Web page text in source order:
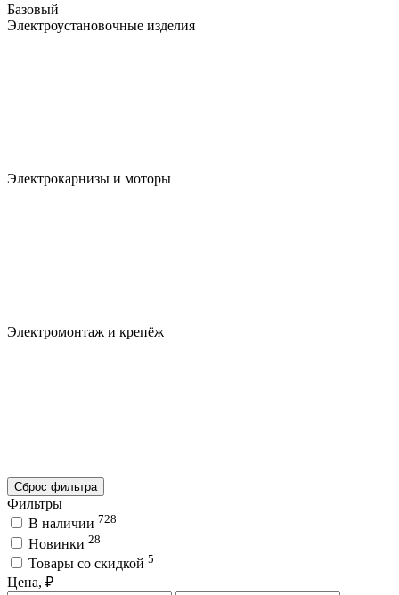
Базовый
Электроустановочные изделия
Электрокарнизы и моторы
Электромонтаж и крепёж
Сброс фильтра
Фильтры
В наличии 728
Новинки 28
Товары со скидкой 5
Цена, ₽